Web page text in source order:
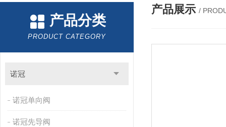
产品分类
PRODUCT CATEGORY
诺冠
诺冠单向阀
诺冠先导阀
产品展示 /